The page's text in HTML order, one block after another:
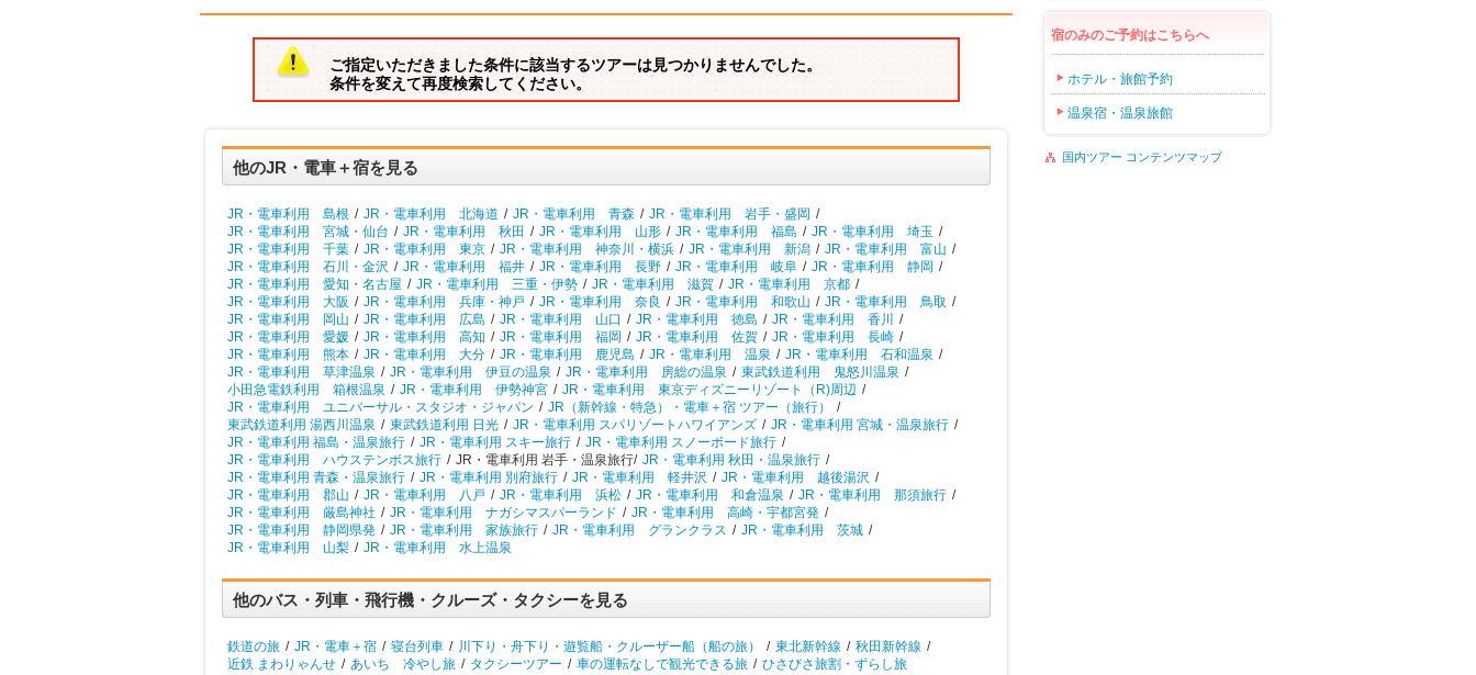
ご指定いただきました条件に該当するツアーは見つかりませんでした。
条件を変えて再度検索してください。
他のJR・電車＋宿を見る
JR・電車利用 島根 / JR・電車利用 北海道 / JR・電車利用 青森 / JR・電車利用 岩手・盛岡 /
JR・電車利用 宮城・仙台 / JR・電車利用 秋田 / JR・電車利用 山形 / JR・電車利用 福島 / JR・電車利用 埼玉 /
JR・電車利用 千葉 / JR・電車利用 東京 / JR・電車利用 神奈川・横浜 / JR・電車利用 新潟 / JR・電車利用 富山 /
JR・電車利用 石川・金沢 / JR・電車利用 福井 / JR・電車利用 長野 / JR・電車利用 岐阜 / JR・電車利用 静岡 /
JR・電車利用 愛知・名古屋 / JR・電車利用 三重・伊勢 / JR・電車利用 滋賀 / JR・電車利用 京都 /
JR・電車利用 大阪 / JR・電車利用 兵庫・神戸 / JR・電車利用 奈良 / JR・電車利用 和歌山 / JR・電車利用 鳥取 /
JR・電車利用 岡山 / JR・電車利用 広島 / JR・電車利用 山口 / JR・電車利用 徳島 / JR・電車利用 香川
/
JR・電車利用 愛媛 / JR・電車利用 高知 / JR・電車利用 福岡 / JR・電車利用 佐賀 / JR・電車利用 長崎 /
JR・電車利用 熊本 / JR・電車利用 大分 / JR・電車利用 鹿児島 / JR・電車利用 温泉 / JR・電車利用 石和温泉 /
JR・電車利用 草津温泉 / JR・電車利用 伊豆の温泉 / JR・電車利用 房総の温泉 / 東武鉄道利用 鬼怒川温泉 /
小田急電鉄利用 箱根温泉 / JR・電車利用 伊勢神宮 / JR・電車利用 東京ディズニーリゾート（R)周辺 /
JR・電車利用 ユニバーサル・スタジオ・ジャパン / JR（新幹線・特急）・電車＋宿 ツアー（旅行）
/
東武鉄道利用 湯西川温泉 / 東武鉄道利用 日光 / JR・電車利用 スパリゾートハワイアンズ / JR・電車利用 宮城・温泉旅行 /
JR・電車利用 福島・温泉旅行 / JR・電車利用 スキー旅行 / JR・電車利用 スノーボード旅行 /
JR・電車利用 ハウステンボス旅行 / JR・電車利用 岩手・温泉旅行/ JR・電車利用 秋田・温泉旅行 /
JR・電車利用 青森・温泉旅行 / JR・電車利用 別府旅行 / JR・電車利用 軽井沢 / JR・電車利用 越後湯沢 /
JR・電車利用 郡山 / JR・電車利用 八戸 / JR・電車利用 浜松 / JR・電車利用 和倉温泉 / JR・電車利用 那須旅行 /
JR・電車利用 厳島神社 / JR・電車利用 ナガシマスパーランド / JR・電車利用 高崎・宇都宮発 /
JR・電車利用 静岡県発 / JR・電車利用 家族旅行 / JR・電車利用 グランクラス / JR・電車利用 茨城 /
JR・電車利用 山梨 / JR・電車利用 水上温泉
他のバス・列車・飛行機・クルーズ・タクシーを見る
鉄道の旅 / JR・電車＋宿 / 寝台列車 / 川下り・舟下り・遊覧船・クルーザー船（船の旅） / 東北新幹線 / 秋田新幹線 /
近鉄 まわりゃんせ / あいち 冷やし旅 / タクシーツアー / 車の運転なしで観光できる旅 / ひさびさ旅割・ずらし旅
宿のみのご予約はこちらへ
ホテル・旅館予約
温泉宿・温泉旅館
国内ツアー コンテンツマップ